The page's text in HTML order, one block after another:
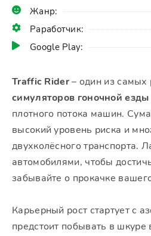
Жанр:
Раработчик:
Google Play:
Traffic Rider– один из самых
симуляторов гоночной езды
плотного потока машин.
высокий уровень риска и
двухколёсного транспорта.
автомобилями, чтобы
забывайте о прокачке
Карьерный рост стартует с
предстоит побывать в шкуре